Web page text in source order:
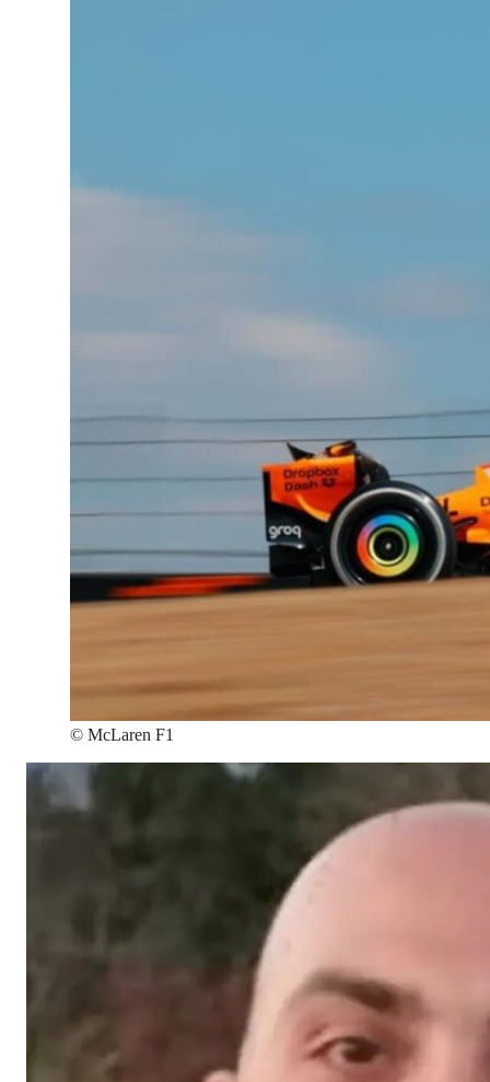
© McLaren F1